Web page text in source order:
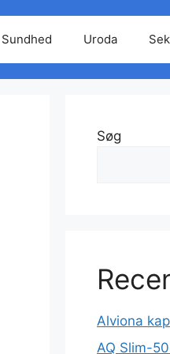
Sundhed Uroda
Søg
Alviona
AQ Slim-